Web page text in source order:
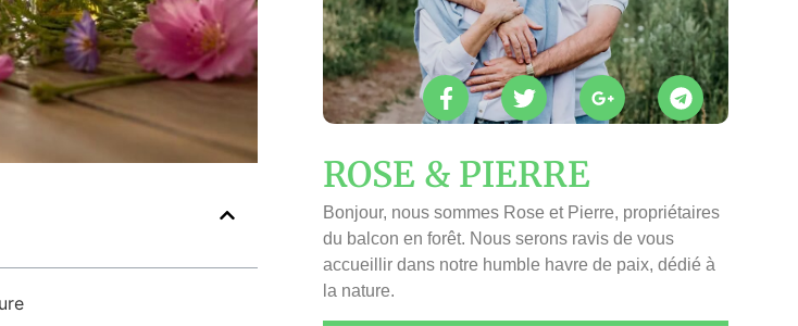
ROSE & PIERRE
Bonjour, nous sommes Rose et Pierre, propriétaires
du balcon en forêt. Nous serons ravis de vous
accueillir dans notre humble havre de paix, dédié à
la nature.